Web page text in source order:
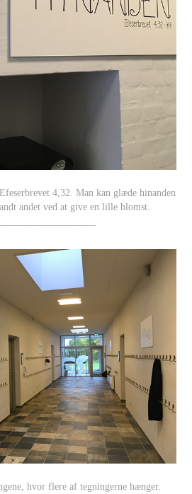
4,32. Man kan glæde hinanden
andet ved at give en lille blomst.
hvor flere af tegningerne hænger.